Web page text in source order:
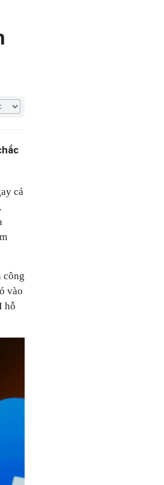
cả
công
vào
hỗ